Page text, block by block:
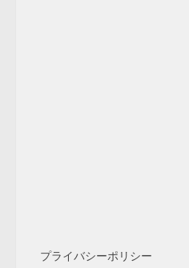
プライバシーポリシー